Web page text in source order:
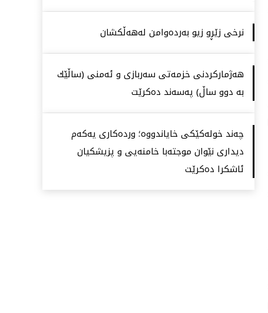
نرخی زێڕو زیو بەردەوامن لەهەڵكشان
هەژماركردنی خزمەتی سەربازی و ئەمنی (ساڵێك
بە دوو ساڵ) پەسەند دەكرێت
چەند خولەكێكی خایاندووە؛ وردەكاری یەكەم
دیداری نێوان موجتەبا خامنەیی و پزیشكیان
ئاشكرا دەكرێت